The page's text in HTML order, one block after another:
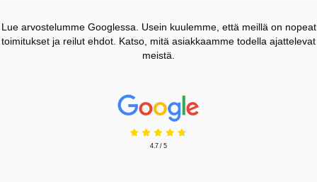
Lue arvostelumme Googlessa. Usein kuulemme, että meillä on nopeat
toimitukset ja reilut ehdot. Katso, mitä asiakkaamme todella ajattelevat
meistä.
Prisjakt Arvostelu: 4.7 Tähdet
4.7 / 5